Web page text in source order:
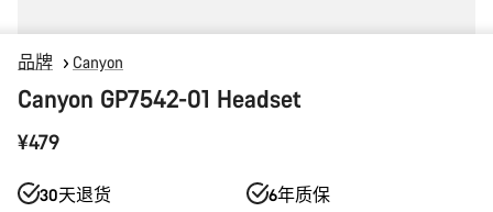
品牌 Canyon
Canyon GP7542-01 Headset
¥479
30天退货 6年质保